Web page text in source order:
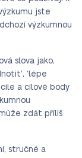
jste
výzkumnou
slova jako,
‘lépe
cíle a cílové body
zdát příliš
stručné a